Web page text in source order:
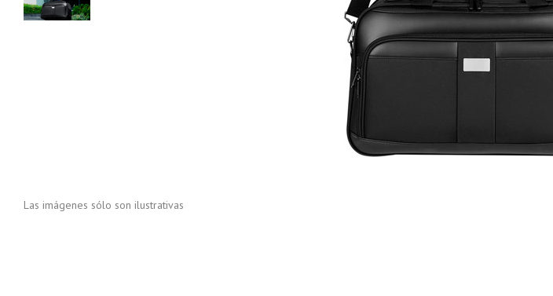
Las imágenes sólo son ilustrativas